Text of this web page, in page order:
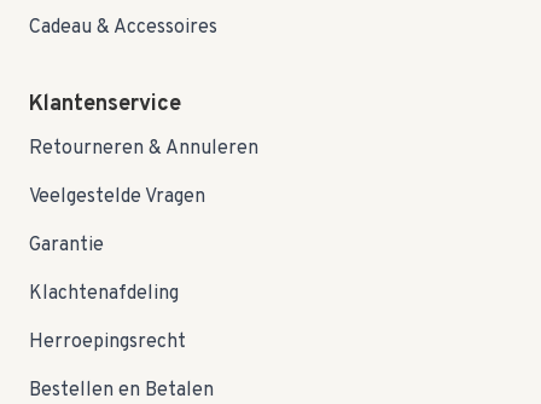
Cadeau & Accessoires
Klantenservice
Retourneren & Annuleren
Veelgestelde Vragen
Garantie
Klachtenafdeling
Herroepingsrecht
Bestellen en Betalen